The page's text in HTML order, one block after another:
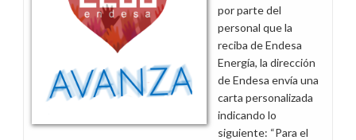
por parte del
personal que la
reciba de Endesa
Energía, la dirección
de Endesa envía una
carta personalizada
indicando lo
siguiente: “Para el